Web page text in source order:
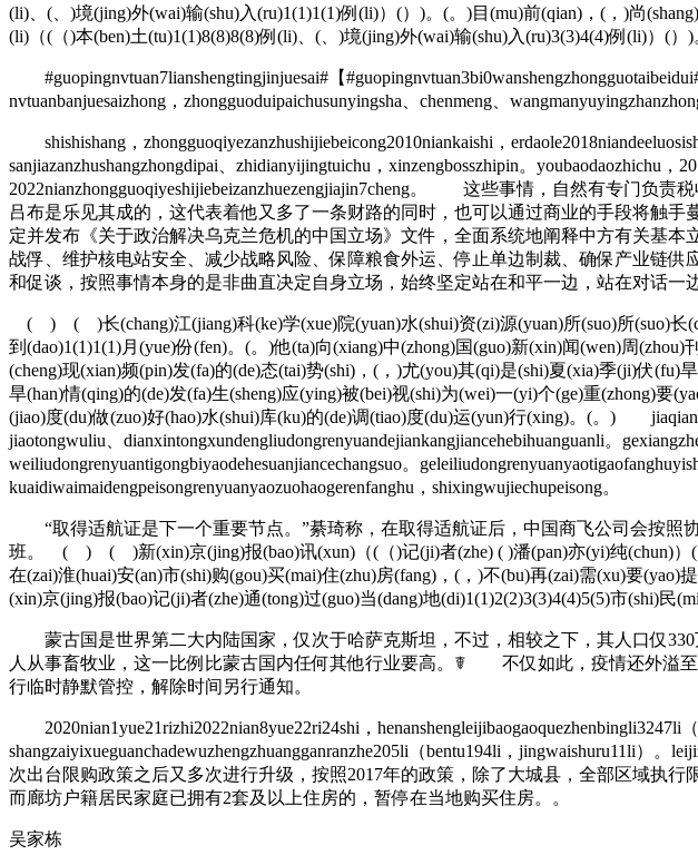
(li)、(、)境(jing)外(wai)输(shu)入(ru)1(1)1(1)例(li)）(）)。(。)目(mu)前(qian)，(，)尚
(li)（(（)本(ben)土(tu)1(1)8(8)8(8)例(li)、(、)境(jing)外(wai)输(shu)入(ru)3(3)4(4)例(li)）(）
#guopingnvtuan7lianshengtingjinjuesai#【
nvtuanbanjuesaizhong，zhongguoduipaichusunyingsha、chenmeng、
shishishang，zhongguoqiyezanzhushijiebeicong2010niankaishi，
sanjiazanzhushangzhongdipai、zhidianyijingtuichu，xinzengbosszhipin。youbaodaozhichu，
2022nianzhongguoqiyeshijiebeizanzhuezengjiajin7cheng。 这些事情，自然有专门负
吕布是乐见其成的，这代表着他又多了一条财路的同时，也可以通过商业的手段将
定并发布《关于政治解决乌克兰危机的中国立场》文件，全面系统地阐释中方有关基
战俘、维护核电站安全、减少战略风险、保障粮食外运、停止单边制裁、确保产业链
和促谈，按照事情本身的是非曲直决定自身立场，始终坚定站在和平一边，站在对话一
( ) ( )长(chang)江(jiang)科(ke)学(xue)院(yuan)水(shui)资(zi)源(yuan)所(suo)所(suo)长
到(dao)1(1)1(1)月(yue)份(fen)。(。)他(ta)向(xiang)中(zhong)国(guo)新(xin)闻(wen)周
(cheng)现(xian)频(pin)发(fa)的(de)态(tai)势(shi)，(，)尤(you)其(qi)是(shi)夏(xia)季(ji)伏
旱(han)情(qing)的(de)发(fa)生(sheng)应(ying)被(bei)视(shi)为(wei)一(yi)个(ge)重(zhong)要
(jiao)度(du)做(zuo)好(hao)水(shui)库(ku)的(de)调(tiao)度(du)运(yun)行(xing)。(。)
jiaotongwuliu、dianxintongxundengliudongrenyuandejiankangjiancehebihuanguanli。
weiliudongrenyuantigongbiyaodehesuanjiancechangsuo。
kuaidiwaimaidengpeisongrenyuanyaozuohaogerenfanghu，shixingwujiechupeisong。
“取得适航证是下一个重要节点。”綦琦称，在取得适航证后，中国商飞公司会按照
班。 ( ) ( )新(xin)京(jing)报(bao)讯(xun)（(（)记(ji)者(zhe) ( )潘(pan)亦(yi)纯(chun)）(
在(zai)淮(huai)安(an)市(shi)购(gou)买(mai)住(zhu)房(fang)，(，)不(bu)再(zai)需(xu)要
(xin)京(jing)报(bao)记(ji)者(zhe)通(tong)过(guo)当(dang)地(di)1(1)2(2)3(3)4(4)5(5)市(shi)
蒙古国是世界第二大内陆国家，仅次于哈萨克斯坦，不过，相较之下，其人口仅330
人从事畜牧业，这一比例比蒙古国内任何其他行业要高。☤ 不仅如此，疫情还外溢至
行临时静默管控，解除时间另行通知。
2020nian1yue21rizhi2022nian8yue22ri24shi，henanshengleijibaogaoquezhenbingli3247li
shangzaiyixueguanchadewuzhengzhuangganranzhe205li（bentu194li，jingwaishuru11li）
次出台限购政策之后又多次进行升级，按照2017年的政策，除了大城县，全部区域执
而廊坊户籍居民家庭已拥有2套及以上住房的，暂停在当地购买住房。。
吴家栋